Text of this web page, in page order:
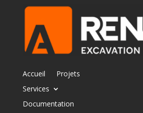
Accueil
Projets
Services
Documentation